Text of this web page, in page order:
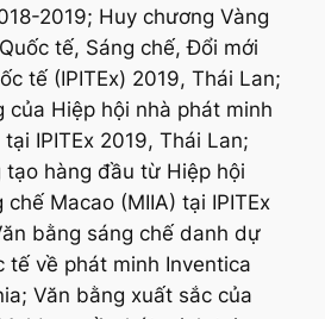
2019; Huy chương Vàng
tế, Sáng chế, Đổi mới
tế (IPITEx) 2019, Thái Lan;
của Hiệp hội nhà phát minh
IPITEx 2019, Thái Lan;
tạo hàng đầu từ Hiệp hội
chế Macao (MIIA) tại IPITEx
bằng sáng chế danh dự
tế về phát minh Inventica
Văn bằng xuất sắc của